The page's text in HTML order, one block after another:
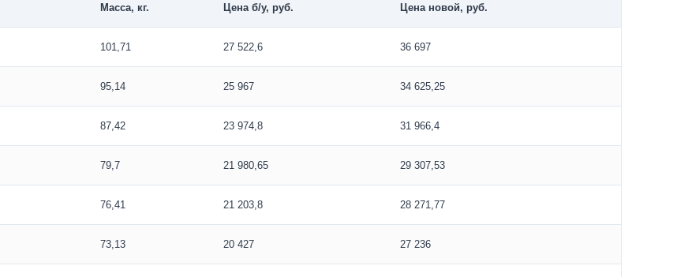
Масса, кг. Цена б/у, руб. Цена новой, руб.
101,71 27 522,6 36 697
95,14 25 967 34 625,25
87,42 23 974,8 31 966,4
79,7 21 980,65 29 307,53
76,41 21 203,8 28 271,77
73,13 20 427 27 236